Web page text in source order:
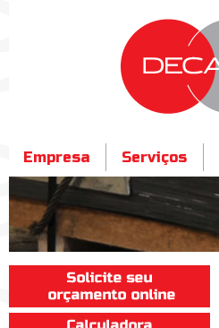
Empresa Serviços
Contato